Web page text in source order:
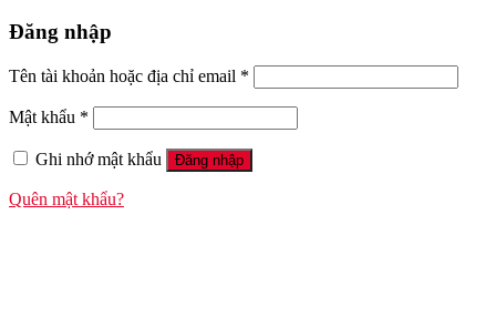
Đăng nhập
Tên tài khoản hoặc địa chỉ email *
Mật khẩu *
Ghi nhớ mật khẩu Đăng nhập
Quên mật khẩu?